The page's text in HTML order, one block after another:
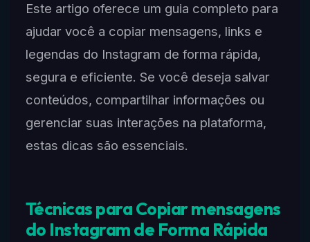
Este artigo oferece um guia completo para
ajudar você a copiar mensagens, links e
legendas do Instagram de forma rápida,
segura e eficiente. Se você deseja salvar
conteúdos, compartilhar informações ou
gerenciar suas interações na plataforma,
estas dicas são essenciais.
Técnicas para Copiar mensagens
do Instagram de Forma Rápida